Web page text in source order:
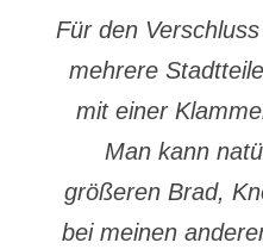
Für den
mehrere
mit einer
Man kann
größeren Brad,
bei meinen